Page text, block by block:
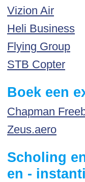
Vizion Air
Heli Business
Flying Group
STB Copter
Boek een
Chapman
Zeus.aero
Scholing
en -